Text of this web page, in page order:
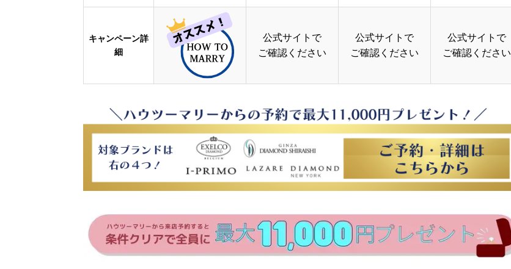
キャンペーン詳
細
公式サイトで
ご確認ください
公式サイトで
ご確認ください
公式サイトで
ご確認ください